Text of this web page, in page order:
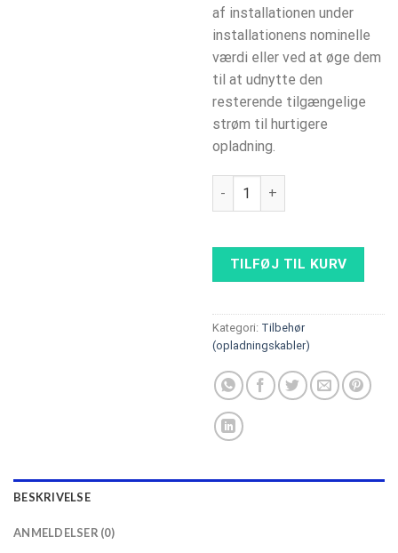
af installationen under
installationens nominelle
værdi eller ved at øge dem
til at udnytte den
resterende tilgængelige
strøm til hurtigere
opladning.
Load guard til Etrel INCH /
TILFØJ TIL KURV
Kategori: Tilbehør
(opladningskabler)
BESKRIVELSE
ANMELDELSER (0)